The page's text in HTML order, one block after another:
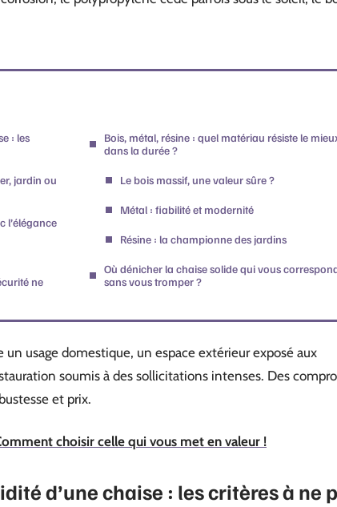
: les
jardin ou
l’élégance
ne
Bois, métal, résine : quel matériau résiste le
dans la durée ?
Le bois massif, une valeur sûre ?
Métal : fiabilité et modernité
Résine : la championne des jardins
Où dénicher la chaise solide qui vous
sans vous tromper ?
usage domestique, un espace extérieur exposé aux
soumis à des sollicitations intenses. Des
et prix.
choisir celle qui vous met en valeur !
d’une chaise : les critères à ne